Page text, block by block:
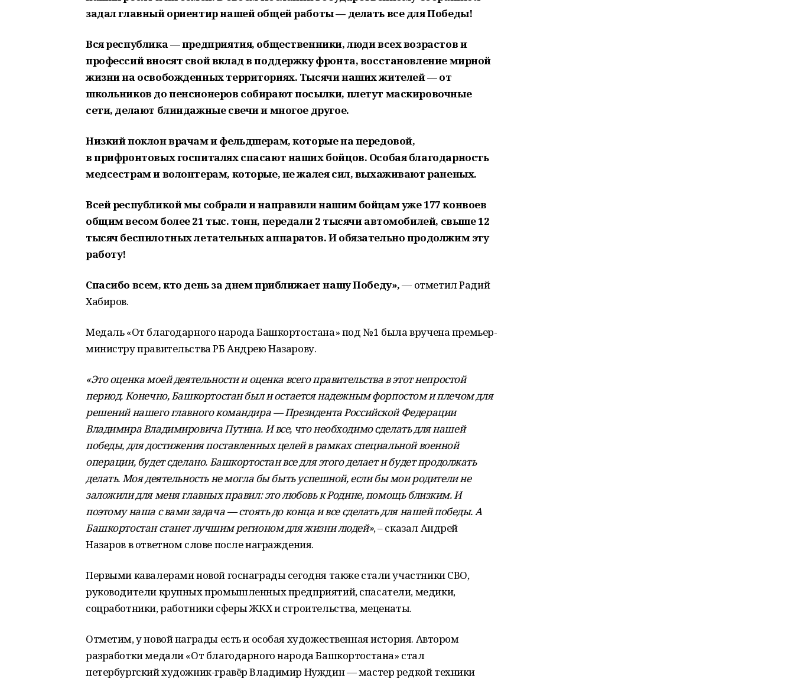
задал главный ориентир нашей общей работы — делать все для Победы!
Вся республика — предприятия, общественники, люди всех возрастов и
профессий вносят свой вклад в поддержку фронта, восстановление мирной
жизни на освобожденных территориях. Тысячи наших жителей — от
школьников до пенсионеров собирают посылки, плетут маскировочные
сети, делают блиндажные свечи и многое другое.
Низкий поклон врачам и фельдшерам, которые на передовой,
в прифронтовых госпиталях спасают наших бойцов. Особая благодарность
медсестрам и волонтерам, которые, не жалея сил, выхаживают раненых.
Всей республикой мы собрали и направили нашим бойцам уже 177 конвоев
общим весом более 21 тыс. тонн, передали 2 тысячи автомобилей, свыше 12
тысяч беспилотных летательных аппаратов. И обязательно продолжим эту
работу!
Спасибо всем, кто день за днем приближает нашу Победу»,— отметил Радий
Хабиров.
Медаль «От благодарного народа Башкортостана» под № 1 была вручена премьер-
министру правительства РБ Андрею Назарову.
«Это оценка моей деятельности и оценка всего правительства в этот непростой
период. Конечно, Башкортостан был и остается надежным форпостом и плечом для
решений нашего главного командира — Президента Российской Федерации
Владимира Владимировича Путина. И все, что необходимо сделать для нашей
победы, для достижения поставленных целей в рамках специальной военной
операции, будет сделано. Башкортостан все для этого делает и будет продолжать
делать. Моя деятельность не могла бы быть успешной, если бы мои родители не
заложили для меня главных правил: это любовь к Родине, помощь близким. И
поэтому наша с вами задача — стоять до конца и все сделать для нашей победы. А
Башкортостан станет лучшим регионом для жизни людей», – сказал Андрей
Назаров в ответном слове после награждения.
Первыми кавалерами новой госнаграды сегодня также стали участники СВО,
руководители крупных промышленных предприятий, спасатели, медики,
соцработники, работники сферы ЖКХ и строительства, меценаты.
Отметим, у новой награды есть и особая художественная история. Автором
разработки медали «От благодарного народа Башкортостана» стал
петербургский художник-гравёр Владимир Нуждин — мастер редкой техники